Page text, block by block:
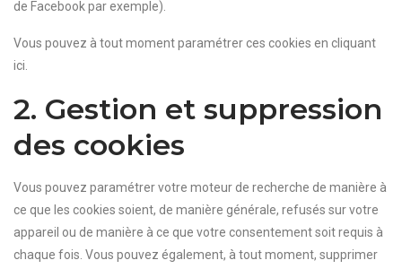
de Facebook par exemple).
Vous pouvez à tout moment paramétrer ces cookies en cliquant
ici.
2. Gestion et suppression
des cookies
Vous pouvez paramétrer votre moteur de recherche de manière à
ce que les cookies soient, de manière générale, refusés sur votre
appareil ou de manière à ce que votre consentement soit requis à
chaque fois. Vous pouvez également, à tout moment, supprimer